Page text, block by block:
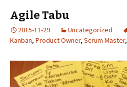
Agile Tabu
2015-11-29 Uncategorized
Kanban, Product Owner, Scrum Master,